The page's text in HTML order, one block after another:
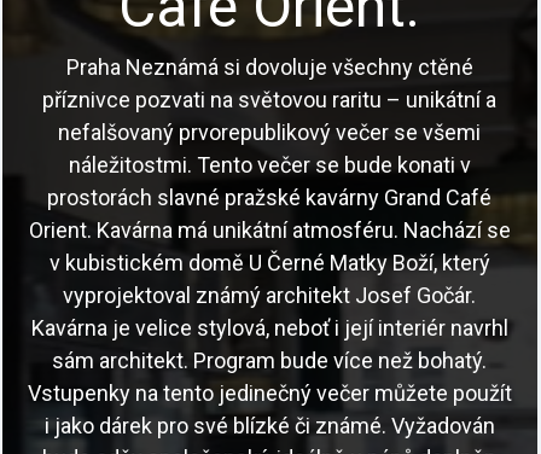
Poutavé vycházky Prahou s profesionálními
průvodci, akce pro školy i teambuilding pro firmy a
skupiny.
Česky a anglicky.
Prohlédnout akce